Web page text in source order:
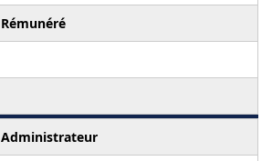
Rémunéré
Administrateur